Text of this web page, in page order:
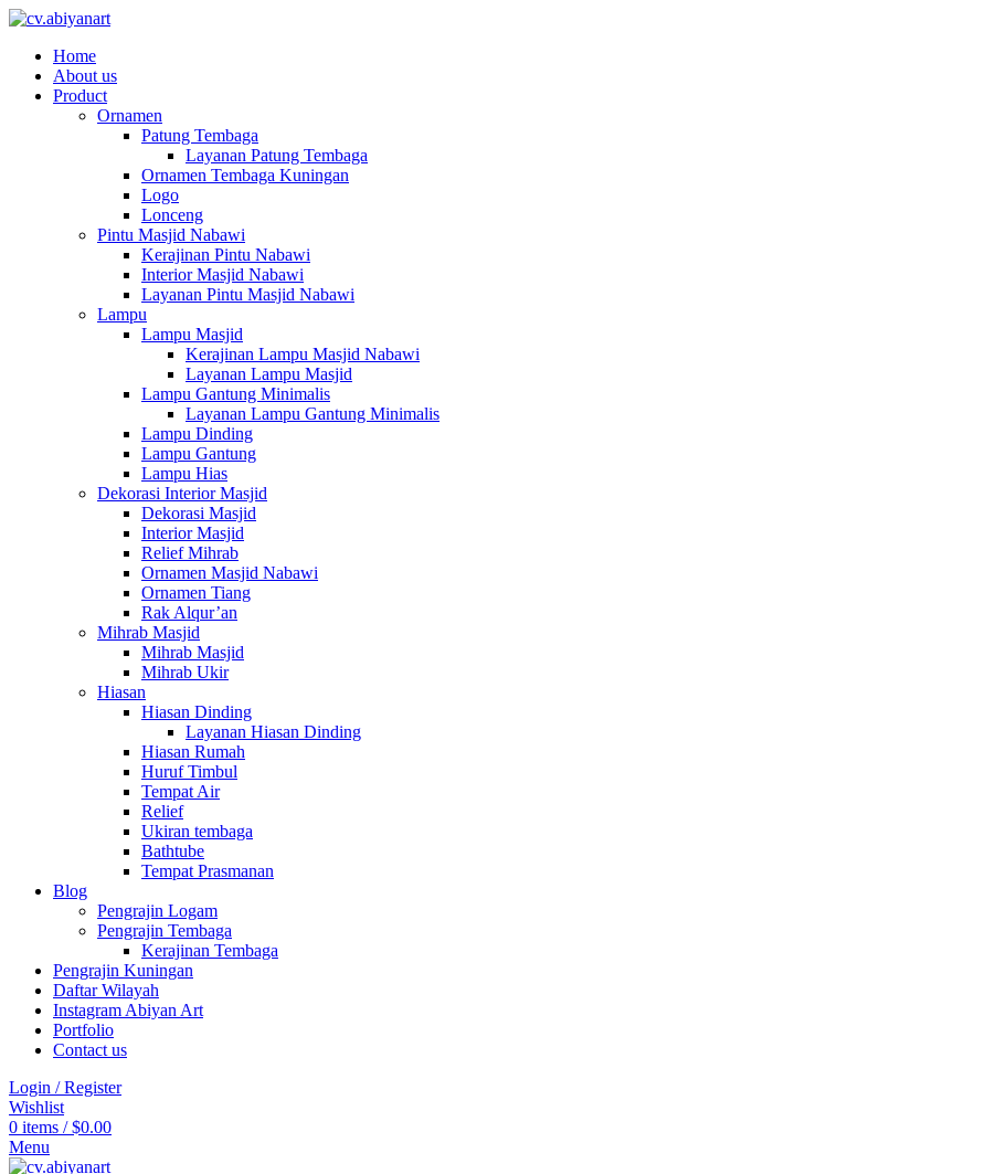
Home
About us
Product
Ornamen
Patung Tembaga
Layanan Patung Tembaga
Ornamen Tembaga Kuningan
Logo
Lonceng
Pintu Masjid Nabawi
Kerajinan Pintu Nabawi
Interior Masjid Nabawi
Layanan Pintu Masjid Nabawi
Lampu
Lampu Masjid
Kerajinan Lampu Masjid Nabawi
Layanan Lampu Masjid
Lampu Gantung Minimalis
Layanan Lampu Gantung Minimalis
Lampu Dinding
Lampu Gantung
Lampu Hias
Dekorasi Interior Masjid
Dekorasi Masjid
Interior Masjid
Relief Mihrab
Ornamen Masjid Nabawi
Ornamen Tiang
Rak Alqur’an
Mihrab Masjid
Mihrab Masjid
Mihrab Ukir
Hiasan
Hiasan Dinding
Layanan Hiasan Dinding
Hiasan Rumah
Huruf Timbul
Tempat Air
Relief
Ukiran tembaga
Bathtube
Tempat Prasmanan
Blog
Pengrajin Logam
Pengrajin Tembaga
Kerajinan Tembaga
Pengrajin Kuningan
Daftar Wilayah
Instagram Abiyan Art
Portfolio
Contact us
Login / Register
Wishlist
0 items / $0.00
Menu